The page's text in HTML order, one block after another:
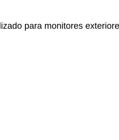
para monitores